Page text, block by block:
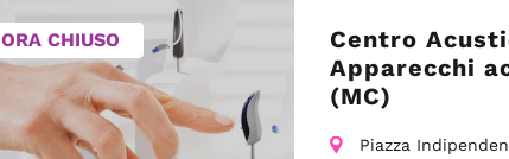
ORA CHIUSO
Centro
Apparecchi
(MC)
Piazza